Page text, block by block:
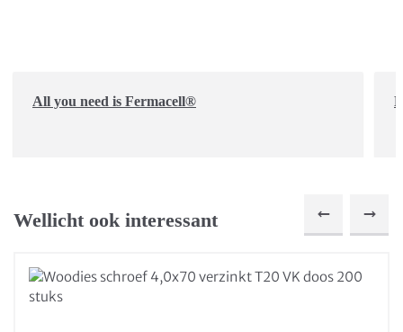
All you need is Fermacell®
Wellicht ook interessant